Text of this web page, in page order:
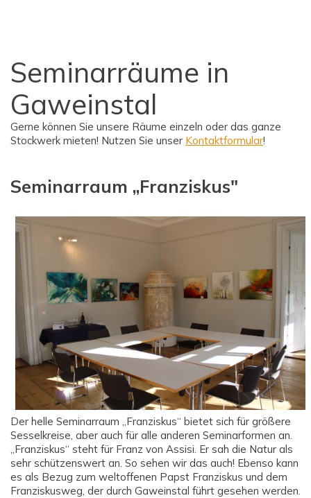
Seminarräume in
Gaweinstal
Gerne können Sie unsere Räume einzeln oder das ganze
Stockwerk mieten! Nutzen Sie unser Kontaktformular!
Seminarraum „Franziskus"
Der helle Seminarraum „Franziskus“ bietet sich für größere
Sesselkreise, aber auch für alle anderen Seminarformen an.
„Franziskus“ steht für Franz von Assisi. Er sah die Natur als
sehr schützenswert an. So sehen wir das auch! Ebenso kann
es als Bezug zum weltoffenen Papst Franziskus und dem
Franziskusweg, der durch Gaweinstal führt gesehen werden.